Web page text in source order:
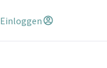
Einloggen